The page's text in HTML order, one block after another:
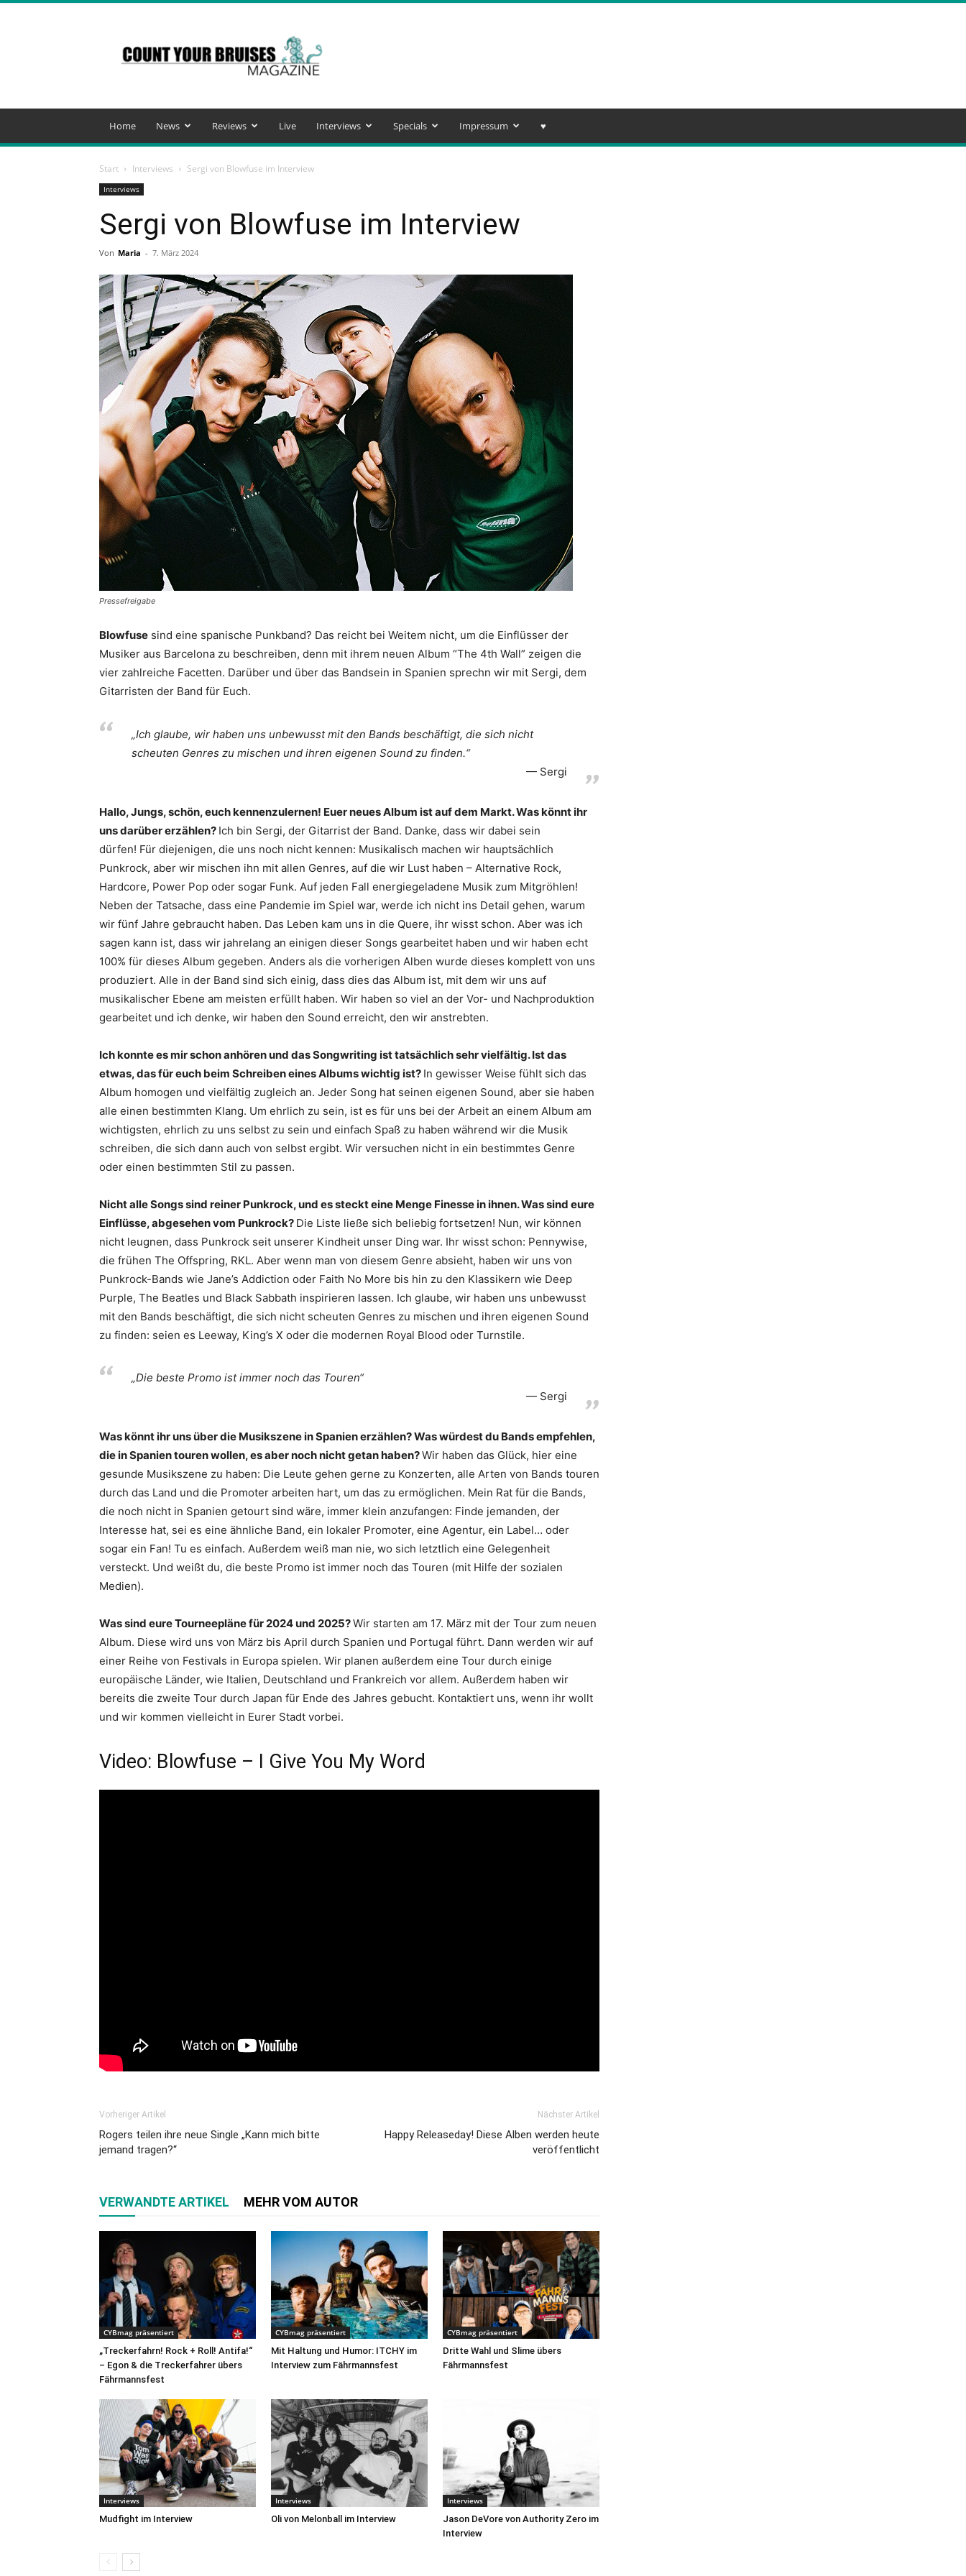
Your
Bruises
Magazine
Home News Reviews Live Interviews Specials Impressum ♥️
Start Interviews Sergi von Blowfuse im Interview
Interviews
Sergi von Blowfuse im Interview
Von Maria - 7. März 2024
Pressefreigabe
Blowfuse sind eine spanische Punkband? Das reicht bei Weitem nicht, um die Einflüsser der
Musiker aus Barcelona zu beschreiben, denn mit ihrem neuen Album “The 4th Wall” zeigen die
vier zahlreiche Facetten. Darüber und über das Bandsein in Spanien sprechn wir mit Sergi, dem
Gitarristen der Band für Euch.
„Ich glaube, wir haben uns unbewusst mit den Bands beschäftigt, die sich nicht
scheuten Genres zu mischen und ihren eigenen Sound zu finden.“
Sergi
Hallo, Jungs, schön, euch kennenzulernen! Euer neues Album ist auf dem Markt. Was könnt ihr
uns darüber erzählen? Ich bin Sergi, der Gitarrist der Band. Danke, dass wir dabei sein
dürfen! Für diejenigen, die uns noch nicht kennen: Musikalisch machen wir hauptsächlich
Punkrock, aber wir mischen ihn mit allen Genres, auf die wir Lust haben – Alternative Rock,
Hardcore, Power Pop oder sogar Funk. Auf jeden Fall energiegeladene Musik zum Mitgröhlen!
Neben der Tatsache, dass eine Pandemie im Spiel war, werde ich nicht ins Detail gehen, warum
wir fünf Jahre gebraucht haben. Das Leben kam uns in die Quere, ihr wisst schon. Aber was ich
sagen kann ist, dass wir jahrelang an einigen dieser Songs gearbeitet haben und wir haben echt
100% für dieses Album gegeben. Anders als die vorherigen Alben wurde dieses komplett von uns
produziert. Alle in der Band sind sich einig, dass dies das Album ist, mit dem wir uns auf
musikalischer Ebene am meisten erfüllt haben. Wir haben so viel an der Vor- und Nachproduktion
gearbeitet und ich denke, wir haben den Sound erreicht, den wir anstrebten.
Ich konnte es mir schon anhören und das Songwriting ist tatsächlich sehr vielfältig. Ist das
etwas, das für euch beim Schreiben eines Albums wichtig ist? In gewisser Weise fühlt sich das
Album homogen und vielfältig zugleich an. Jeder Song hat seinen eigenen Sound, aber sie haben
alle einen bestimmten Klang. Um ehrlich zu sein, ist es für uns bei der Arbeit an einem Album am
wichtigsten, ehrlich zu uns selbst zu sein und einfach Spaß zu haben während wir die Musik
schreiben, die sich dann auch von selbst ergibt. Wir versuchen nicht in ein bestimmtes Genre
oder einen bestimmten Stil zu passen.
Nicht alle Songs sind reiner Punkrock, und es steckt eine Menge Finesse in ihnen. Was sind eure
Einflüsse, abgesehen vom Punkrock? Die Liste ließe sich beliebig fortsetzen! Nun, wir können
nicht leugnen, dass Punkrock seit unserer Kindheit unser Ding war. Ihr wisst schon: Pennywise,
die frühen The Offspring, RKL. Aber wenn man von diesem Genre absieht, haben wir uns von
Punkrock-Bands wie Jane’s Addiction oder Faith No More bis hin zu den Klassikern wie Deep
Purple, The Beatles und Black Sabbath inspirieren lassen. Ich glaube, wir haben uns unbewusst
mit den Bands beschäftigt, die sich nicht scheuten Genres zu mischen und ihren eigenen Sound
zu finden: seien es Leeway, King’s X oder die modernen Royal Blood oder Turnstile.
„Die beste Promo ist immer noch das Touren“
Sergi
Was könnt ihr uns über die Musikszene in Spanien erzählen? Was würdest du Bands empfehlen,
die in Spanien touren wollen, es aber noch nicht getan haben?Wir haben das Glück, hier eine
gesunde Musikszene zu haben: Die Leute gehen gerne zu Konzerten, alle Arten von Bands touren
durch das Land und die Promoter arbeiten hart, um das zu ermöglichen. Mein Rat für die Bands,
die noch nicht in Spanien getourt sind wäre, immer klein anzufangen: Finde jemanden, der
Interesse hat, sei es eine ähnliche Band, ein lokaler Promoter, eine Agentur, ein Label… oder
sogar ein Fan! Tu es einfach. Außerdem weiß man nie, wo sich letztlich eine Gelegenheit
versteckt. Und weißt du, die beste Promo ist immer noch das Touren (mit Hilfe der sozialen
Medien).
Was sind eure Tourneepläne für 2024 und 2025?Wir starten am 17. März mit der Tour zum neuen
Album. Diese wird uns von März bis April durch Spanien und Portugal führt. Dann werden wir auf
einer Reihe von Festivals in Europa spielen. Wir planen außerdem eine Tour durch einige
europäische Länder, wie Italien, Deutschland und Frankreich vor allem. Außerdem haben wir
bereits die zweite Tour durch Japan für Ende des Jahres gebucht. Kontaktiert uns, wenn ihr wollt
und wir kommen vielleicht in Eurer Stadt vorbei.
Video: Blowfuse – I Give You My Word
Vorheriger Artikel
Rogers teilen ihre neue Single „Kann mich bitte
jemand tragen?“
Nächster Artikel
Happy Releaseday! Diese Alben werden heute
veröffentlicht
VERWANDTE ARTIKEL MEHR VOM AUTOR
CYBmag präsentiert
„Treckerfahrn! Rock + Roll! Antifa!“
– Egon & die Treckerfahrer übers
Fährmannsfest
CYBmag präsentiert
Mit Haltung und Humor: ITCHY im
Interview zum Fährmannsfest
CYBmag präsentiert
Dritte Wahl und Slime übers
Fährmannsfest
Interviews
Mudfight im Interview
Interviews
Oli von Melonball im Interview
Interviews
Jason DeVore von Authority Zero im
Interview